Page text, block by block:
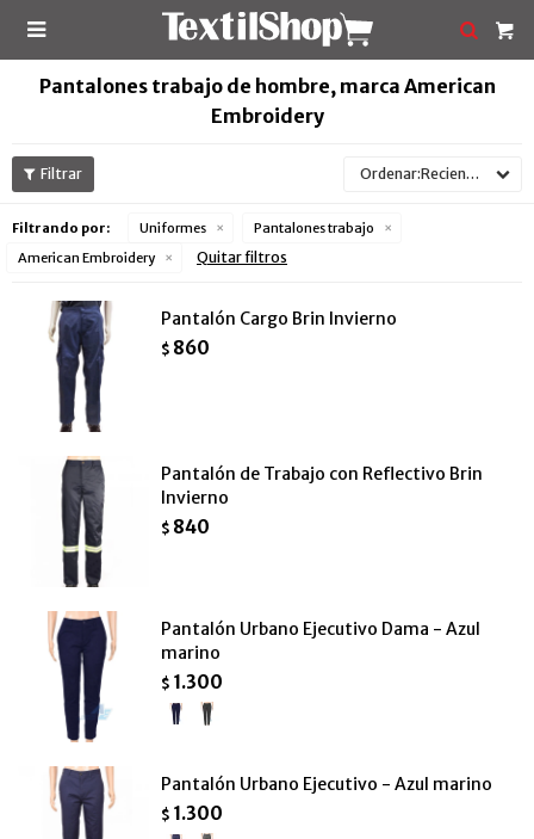

Pantalones trabajo de hombre, marca American
Embroidery
Recientes
Filtrando por: Uniformes
Pantalones trabajo
American Embroidery
Quitar filtros
Pantalón Cargo Brin Invierno
$ 860
Pantalón de Trabajo con Reflectivo Brin
Invierno
$ 840
Pantalón Urbano Ejecutivo Dama - Azul
marino
$ 1.300
Pantalón Urbano Ejecutivo - Azul marino
$ 1.300